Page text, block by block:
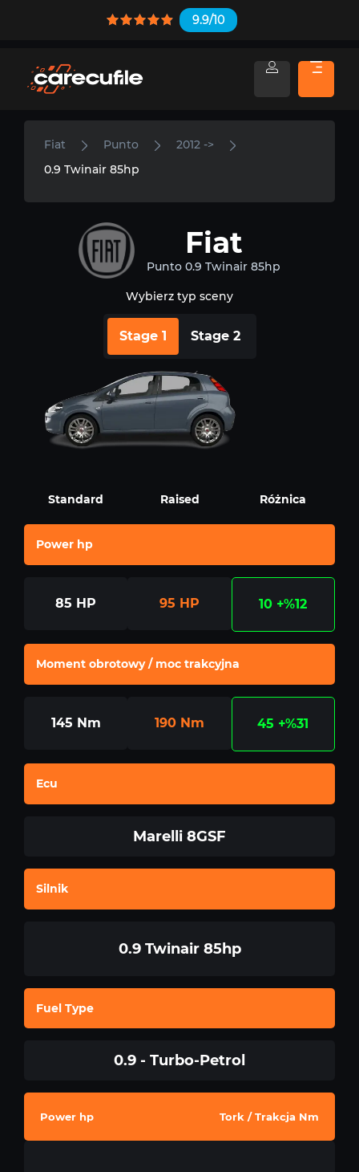
9.9/10
Fiat Punto
2012 ->
0.9 Twinair 85hp
Fiat
Punto 0.9 Twinair 85hp
Wybierz typ sceny
Stage 1 Stage 2
Standard Raised Różnica
Power hp
85 HP 95 HP 10 +%12
Moment obrotowy / moc trakcyjna
145 Nm 190 Nm 45 +%31
Ecu
Marelli 8GSF
Silnik
0.9 Twinair 85hp
Fuel Type
0.9 - Turbo-Petrol
Power hp Tork / Trakcja Nm